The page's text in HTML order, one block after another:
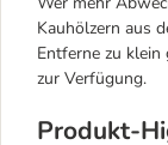
Kauhölzern aus
Entferne zu klein
zur Verfügung.
Produkt-